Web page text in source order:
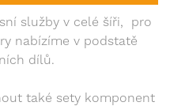
služby v celé šíři, pro
nabízíme v podstatě
dílů.
také sety komponent